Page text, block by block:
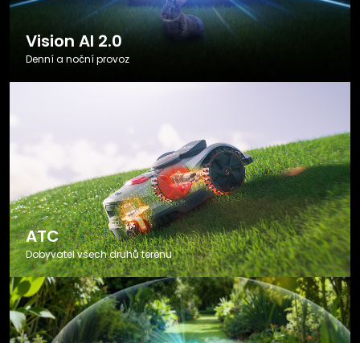
Vision AI 2.0
Denní a noční provoz
ATC
Dobyvatel všech druhů terénu